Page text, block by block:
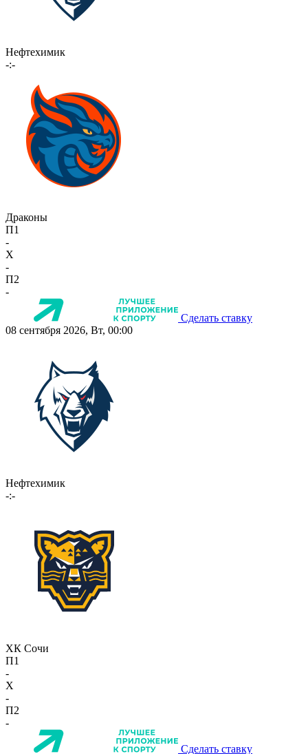
Нефтехимик
-:-
Драконы
П1
-
X
-
П2
-
Сделать ставку
08 сентября 2026, Вт, 00:00
Нефтехимик
-:-
ХК Сочи
П1
-
X
-
П2
-
Сделать ставку